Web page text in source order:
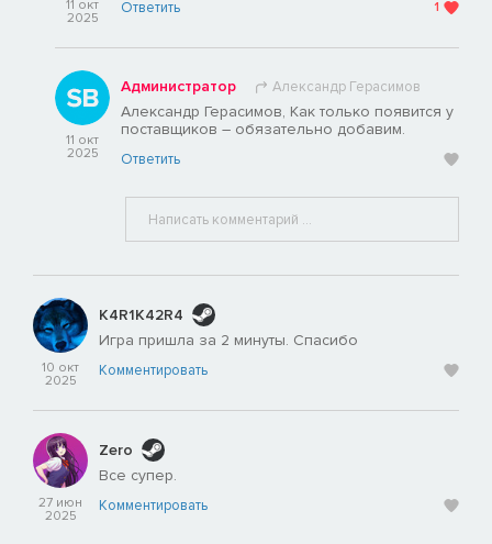
11 окт
2025
Ответить 1
11 окт
2025
Администратор Александр Герасимов
Александр Герасимов, Как только появится у
поставщиков – обязательно добавим.
Ответить
10 окт
2025
K4R1K42R4
Игра пришла за 2 минуты. Спасибо
Комментировать
27 июн
2025
Zero
Все супер.
Комментировать